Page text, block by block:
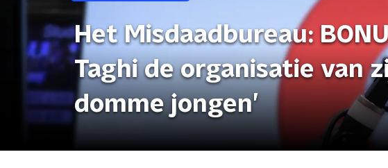
Het Misdaadbureau:
Taghi de organisatie van
domme jongen’